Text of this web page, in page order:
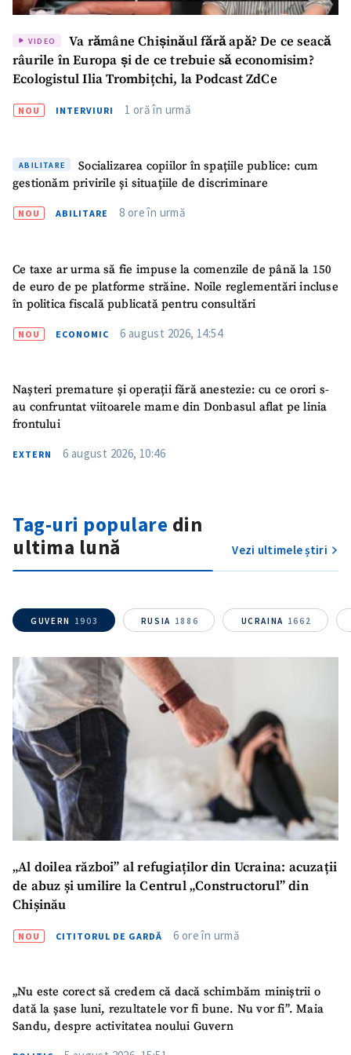
SUSȚINE
VIDEO
Va rămâne Chișinăul fără apă? De ce seacă
râurile în Europa și de ce trebuie să economisim?
Ecologistul Ilia Trombițchi, la Podcast ZdCe
NOU INTERVIURI 1 oră în urmă
ABILITARE
Socializarea copiilor în spațiile publice: cum
gestionăm privirile și situațiile de discriminare
NOU ABILITARE 8 ore în urmă
Ce taxe ar urma să fie impuse la comenzile de până la 150
de euro de pe platforme străine. Noile reglementări incluse
în politica fiscală publicată pentru consultări
NOU ECONOMIC 6 august 2026, 14:54
Nașteri premature și operații fără anestezie: cu ce orori s-
au confruntat viitoarele mame din Donbasul aflat pe linia
frontului
EXTERN 6 august 2026, 10:46
Tag-uri populare din
ultima lună
Vezi ultimele știri
GUVERN 1903 RUSIA 1886 UCRAINA 1662
„Al doilea război” al refugiaților din Ucraina: acuzații
de abuz și umilire la Centrul „Constructorul” din
Chișinău
NOU CITITORUL DE GARDĂ 6 ore în urmă
„Nu este corect să credem că dacă schimbăm miniștrii o
dată la șase luni, rezultatele vor fi bune. Nu vor fi”. Maia
Sandu, despre activitatea noului Guvern